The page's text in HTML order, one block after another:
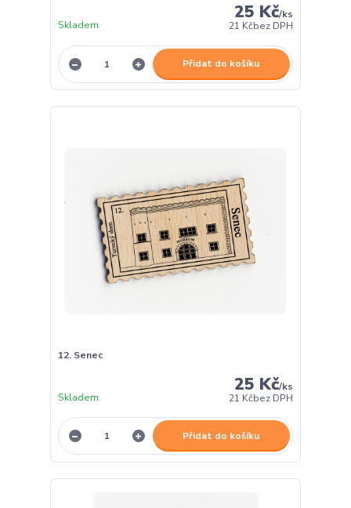
25 Kč/ks
21 Kčbez DPH
Skladem
Přidat do košíku
12. Senec
25 Kč/ks
21 Kčbez DPH
Skladem
Přidat do košíku